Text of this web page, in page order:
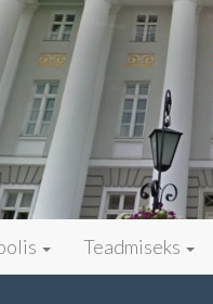
Teadmiseks